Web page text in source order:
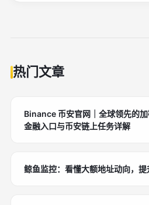
热门文章
Binance 币安官网｜全球领先的
金融入口与币安链上任务详解
鲸鱼监控：看懂大额地址动向，